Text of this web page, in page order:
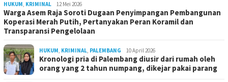
HUKUM, KRIMINAL 12 Mei 2026
Warga Asem Raja Soroti Dugaan Penyimpangan Pembangunan
Koperasi Merah Putih, Pertanyakan Peran Koramil dan
Transparansi Pengelolaan
HUKUM, KRIMINAL, PALEMBANG 10 April 2026
Kronologi pria di Palembang diusir dari rumah oleh
orang yang 2 tahun numpang, dikejar pakai parang